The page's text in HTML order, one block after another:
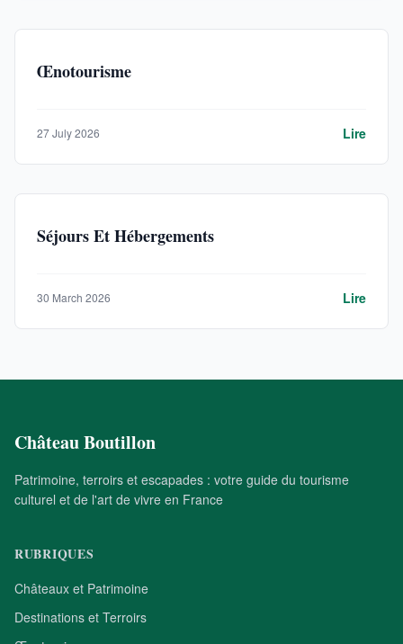
Œnotourisme
27 July 2026 Lire
Séjours Et Hébergements
30 March 2026 Lire
Château Boutillon
Patrimoine, terroirs et escapades : votre guide du tourisme
culturel et de l'art de vivre en France
RUBRIQUES
Châteaux et Patrimoine
Destinations et Terroirs